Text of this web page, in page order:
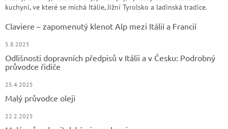
kuchyni, ve které se míchá Itálie, Jižní Tyrolsko a ladinská tradice.
Claviere – zapomenutý klenot Alp mezi Itálií a Francií
5.8.2025
Odlišnosti dopravních předpisů v Itálii a v Česku: Podrobný
průvodce řidiče
25.4.2025
Malý průvodce oleji
22.2.2025